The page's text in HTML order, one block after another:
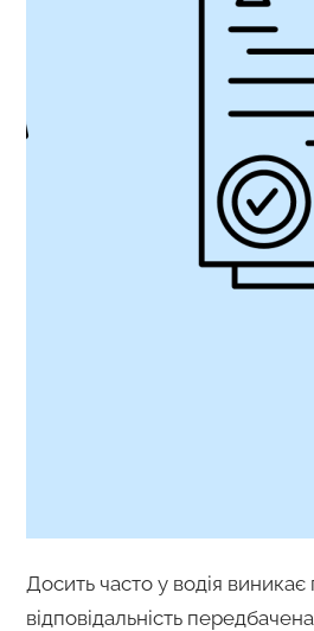
Досить часто у водія виникає
відповідальність